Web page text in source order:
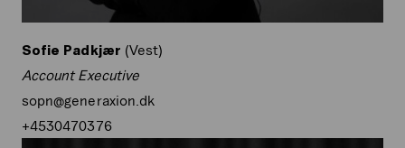
Sofie Padkjær (Vest)
Account Executive
sopn@generaxion.dk
+4530470376